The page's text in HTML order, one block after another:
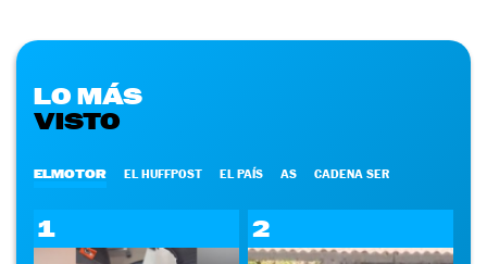
LO MÁS
VISTO
ELMOTOR EL HUFFPOST EL PAÍS AS CADENA SER
1 2